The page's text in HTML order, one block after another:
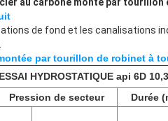
de fond et les canalisations
par tourillon de robinet à
ESSAI HYDROSTATIQUE api 6D
Pression de secteur Durée